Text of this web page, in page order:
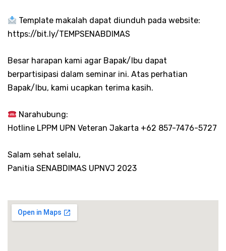
Template makalah dapat diunduh pada website:
https://bit.ly/TEMPSENABDIMAS
Besar harapan kami agar Bapak/Ibu dapat
berpartisipasi dalam seminar ini. Atas perhatian
Bapak/Ibu, kami ucapkan terima kasih.
Narahubung:
Hotline LPPM UPN Veteran Jakarta +62 857-7476-5727
Salam sehat selalu,
Panitia SENABDIMAS UPNVJ 2023